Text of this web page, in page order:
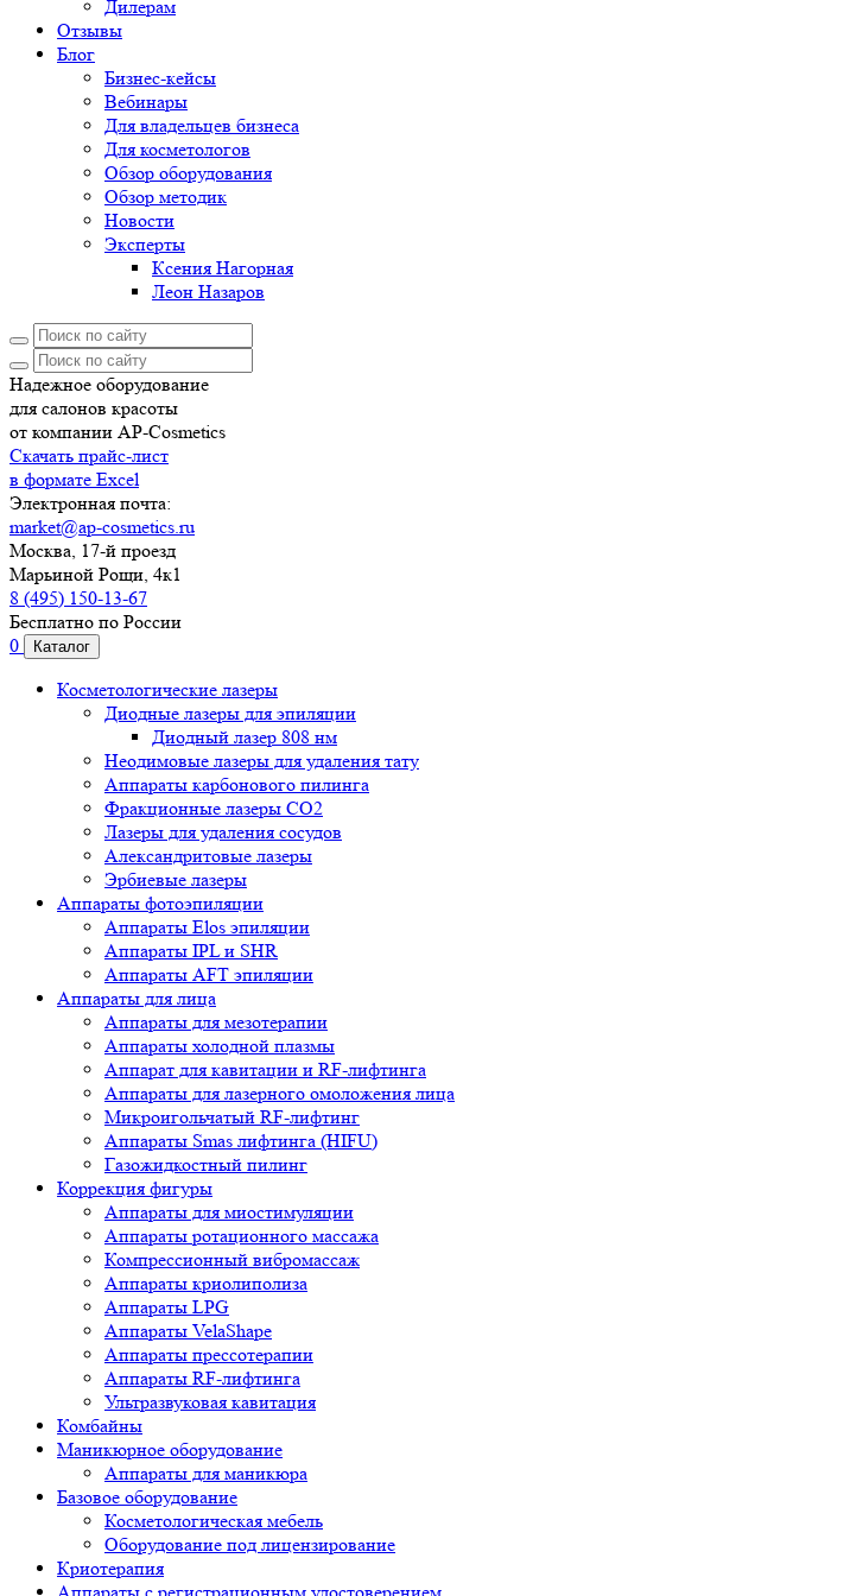
Дилерам
Отзывы
Блог
Бизнес-кейсы
Вебинары
Для владельцев бизнеса
Для косметологов
Обзор оборудования
Обзор методик
Новости
Эксперты
Ксения Нагорная
Леон Назаров
Надежное оборудование
для салонов красоты
от компании AP-Cosmetics
Скачать прайс-лист
в формате Excel
Электронная почта:
market@ap-cosmetics.ru
Москва, 17-й проезд
Марьиной Рощи, 4к1
8 (495) 150-13-67
Бесплатно по России
0
Каталог
Косметологические лазеры
Диодные лазеры для эпиляции
Диодный лазер 808 нм
Неодимовые лазеры для удаления тату
Аппараты карбонового пилинга
Фракционные лазеры CO2
Лазеры для удаления сосудов
Александритовые лазеры
Эрбиевые лазеры
Аппараты фотоэпиляции
Аппараты Elos эпиляции
Аппараты IPL и SHR
Аппараты AFT эпиляции
Аппараты для лица
Аппараты для мезотерапии
Аппараты холодной плазмы
Аппарат для кавитации и RF-лифтинга
Аппараты для лазерного омоложения лица
Микроигольчатый RF-лифтинг
Аппараты Smas лифтинга (HIFU)
Газожидкостный пилинг
Коррекция фигуры
Аппараты для миостимуляции
Аппараты ротационного массажа
Компрессионный вибромассаж
Аппараты криолиполиза
Аппараты LPG
Аппараты VelaShape
Аппараты прессотерапии
Аппараты RF-лифтинга
Ультразвуковая кавитация
Комбайны
Маникюрное оборудование
Аппараты для маникюра
Базовое оборудование
Косметологическая мебель
Оборудование под лицензирование
Криотерапия